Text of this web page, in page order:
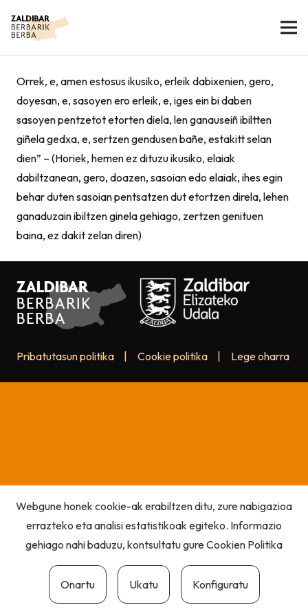
Orrek, e, amen estosus ikusiko, erleik dabixenien, gero,
doyesan, e, sasoyen ero erleik, e, iges ein bi daben
sasoyen pentzetot etorten diela, len ganauseiñ ibiltten
giñela gedxa, e, sertzen gendusen bañe, estakitt selan
dien” – (Horiek, hemen ez dituzu ikusiko, elaiak
dabiltzanean, gero, doazen, sasoian edo elaiak, ihes egin
behar duten sasoian pentsatzen dut etortzen direla, lehen
ganaduzain ibiltzen ginela gehiago, zertzen genituen
baina, ez dakit zelan diren)
Pribatutasun politika Cookie politika Lege oharra
Webgune honek cookie-ak erabiltzen ditu, zure nabigazioa
errazteko eta analisi estatistikoak egiteko. Informazio
gehiago nahi baduzu, kontsultatu gureCookien Politika
Onartu Ukatu Konfiguratu